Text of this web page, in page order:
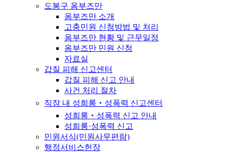
도봉구 옴부즈만
옴부즈만 소개
고충민원 신청방법 및 처리
옴부즈만 현황 및 근무일정
옴부즈만 민원 신청
자료실
갑질 피해 신고센터
갑질 피해 신고 안내
사건 처리 절차
직장 내 성희롱‧성폭력 신고센터
성희롱‧성폭력 신고 안내
성희롱·성폭력 신고
민원서식(민원사무편람)
행정서비스헌장